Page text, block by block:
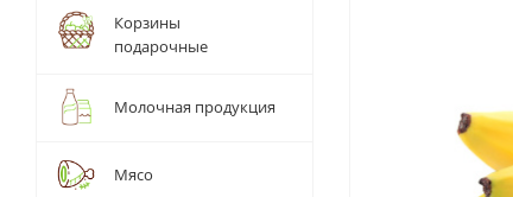
Корзины
подарочные
Молочная продукция
Мясо